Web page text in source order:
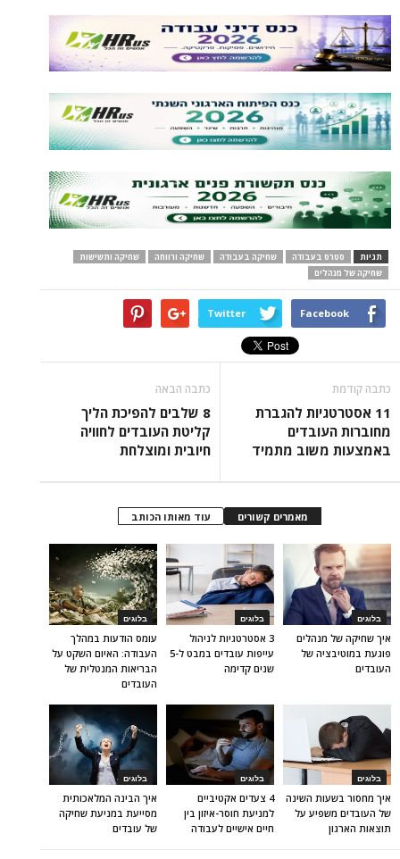
תגיות סטרס בעבודה שחיקה בעבודה שחיקה ורווחה
שחיקה ותשישות
שחיקה של מנהלים
Facebook
Twitter
כתבה קודמת
11 אסטרטגיות להגברת
מחוברות העובדים
באמצעות משוב מתמיד
כתבה הבאה
8 שלבים להפיכת הליך
קליטת העובדים לחוויה
חיובית ומוצלחת
מאמרים קשורים עוד מאותו הכותב
בלוגים
עומס הודעות במהלך
העבודה: האיום השקט על
הבריאות המנטלית של
העובדים
בלוגים
3 אסטרטגיות לניהול
עייפות עובדים במבט ל-5
שנים קדימה
בלוגים
איך שחיקה של מנהלים
פוגעת במוטיבציה של
העובדים
בלוגים
איך הבינה המלאכותית
מסייעת במניעת שחיקה
של עובדים
בלוגים
4 צעדים אקטיביים
למניעת חוסר-איזון בין
חיים אישיים לעבודה
בלוגים
איך מחסור בשעות השינה
של העובדים משפיע על
תוצאות הארגון